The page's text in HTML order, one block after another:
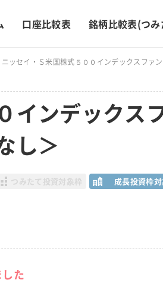
口座比較表 銘柄比較表(つ
ニッセイ・Ｓ米国株式５００インデックスファ
インデックス
し＞
つみたて投資対象枠 成長投資枠
た